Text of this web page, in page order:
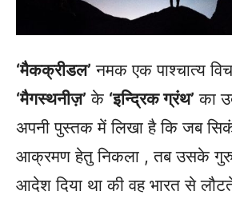
‘मैकक्रीडल’ नमक एक पाश्चात्य
‘मैगस्थनीज़’ के ‘इन्द्रिक ग्रंथ’ का
अपनी पुस्तक में लिखा है कि जब
आक्रमण हेतु निकला , तब उसके
आदेश दिया था की वह भारत से